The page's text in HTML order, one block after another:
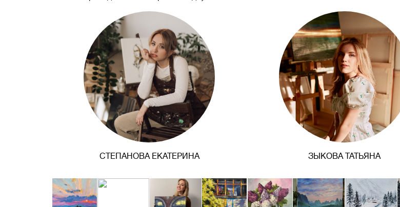
СТЕПАНОВА ЕКАТЕРИНА ЗЫКОВА ТАТЬЯНА